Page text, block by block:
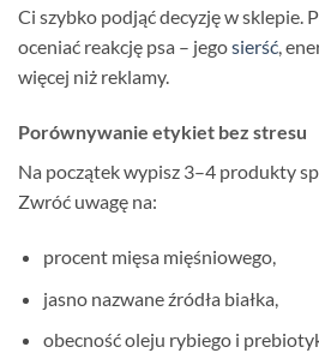
Ci szybko podjąć decyzję w sklepie.
oceniać reakcję psa – jegosierść,
więcej niż reklamy.
Porównywanie etykiet bez stresu
Na początek wypisz 3–4 produkty
Zwróć uwagę na:
procent mięsa mięśniowego,
jasno nazwane źródła białka,
obecność oleju rybiego i